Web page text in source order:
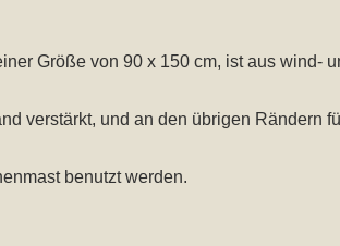
Größe von 90 x 150 cm, ist aus wind-
verstärkt, und an den übrigen Rändern
benutzt werden.